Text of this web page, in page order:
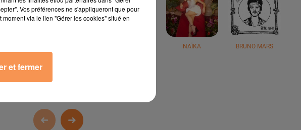
NAÏKA BRUNO MARS
Vos préférences ne s'appliqueront que pour
via le lien "Gérer les cookies" situé en
et fermer